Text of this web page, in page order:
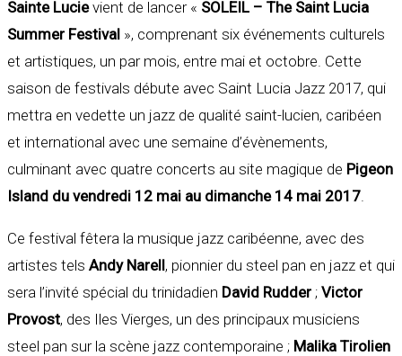
Sainte Lucievient de lancer « SOLEIL – The Saint Lucia
Summer Festival », comprenant six événements culturels
et artistiques, un par mois, entre mai et octobre. Cette
saison de festivals débute avec Saint Lucia Jazz 2017, qui
mettra en vedette un jazz de qualité saint-lucien, caribéen
et international avec une semaine d’évènements,
culminant avec quatre concerts au site magique de Pigeon
Island du vendredi 12 mai au dimanche 14 mai 2017
Ce festival fêtera la musique jazz caribéenne, avec des
artistes tels Andy Narell, pionnier du steel pan en jazz et qui
sera l’invité spécial du trinidadien David Rudder ; Victor
Provost, des Iles Vierges, un des principaux musiciens
steel pan sur la scène jazz contemporaine ; Malika Tirolien